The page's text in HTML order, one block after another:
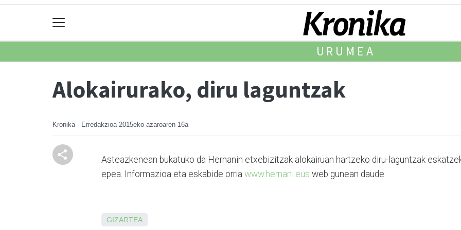
URUMEA
Alokairurako, diru laguntzak
Kronika - Erredakzioa 2015eko azaroaren 16a
Asteazkenean bukatuko da Hernanin etxebizitzak alokairuan hartzeko diru-laguntzak
epea. Informazioa eta eskabide orria www.hernani.eus web gunean daude.
GIZARTEA